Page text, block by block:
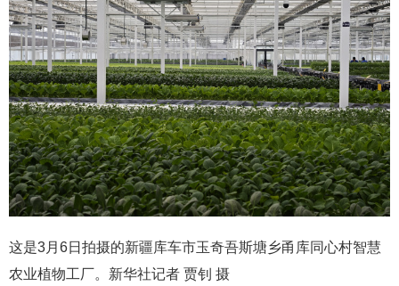
这是3月6日拍摄的新疆库车市玉奇吾斯塘乡甬库同心村智慧
农业植物工厂。新华社记者 贾钊 摄